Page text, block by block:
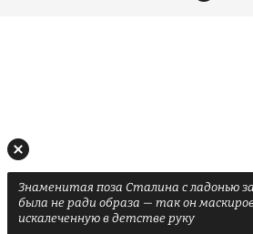
Знаменитая поза Сталина с ладонью
была не ради образа — так он
искалеченную в детстве руку